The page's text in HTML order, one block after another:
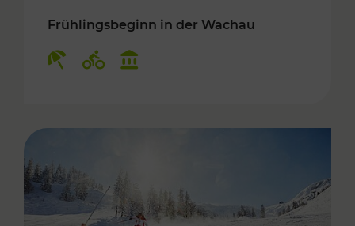
Frühlingsbeginn in der Wachau